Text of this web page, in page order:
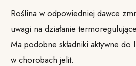
Roślina w odpowiedniej dawce
uwagi na działanie
Ma podobne składniki aktywne
w chorobach jelit.